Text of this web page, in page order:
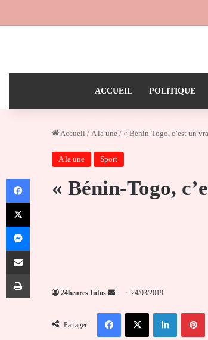
ACCUEIL POLITIQUE
Accueil / A la une / « Bénin-Togo, c’est un
A la une Sport
« Bénin-Togo,
24heures Infos
Envoyer
courriel
24/03/2019
Partager
FacebookX Linkedin
Facebook
X
Messenger
Partager par email